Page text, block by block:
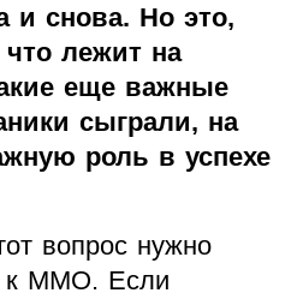
и снова. Но это,
что лежит на
еще важные
сыграли, на
роль в успехе
вопрос нужно
к ММО. Если